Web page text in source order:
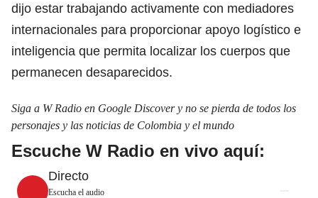
dijo estar trabajando activamente con mediadores
internacionales para proporcionar apoyo logístico e
inteligencia que permita localizar los cuerpos que
permanecen desaparecidos.
Siga a W Radio en Google Discover y no se pierda de todos los
personajes y las noticias de Colombia y el mundo
Escuche W Radio en vivo aquí:
Directo
Escucha el audio